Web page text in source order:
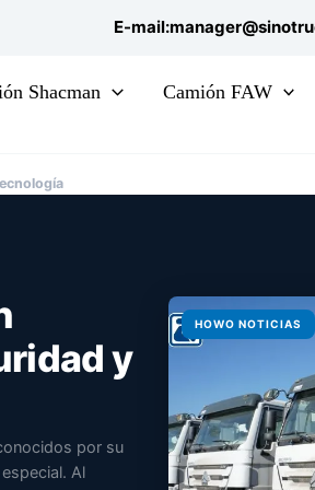
E-
Shacman
Camión FAW
y
por su
Al
HOWO NOTICIAS